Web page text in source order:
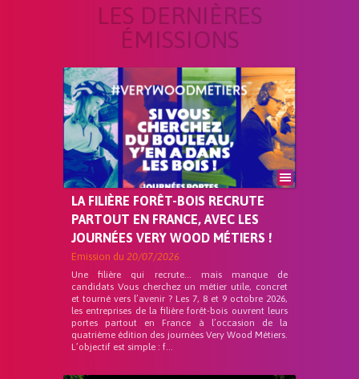
LES DERNIÈRES
ÉMISSIONS
LA FILIÈRE FORÊT-BOIS RECRUTE
PARTOUT EN FRANCE, AVEC LES
JOURNÉES VERY WOOD MÉTIERS !
Emission du 20/07/2026
Une filière qui recrute… mais manque de
candidats Vous cherchez un métier utile, concret
et tourné vers l’avenir ? Les 7, 8 et 9 octobre 2026,
les entreprises de la filière forêt-bois ouvrent leurs
portes partout en France à l’occasion de la
quatrième édition des journées Very Wood Métiers.
L’objectif est simple : f...